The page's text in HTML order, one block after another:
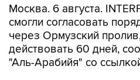
Москва. 6 августа.
смогли согласовать
через Ормузский
действовать 60 дней,
"Аль-Арабийя" со